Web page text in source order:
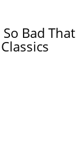
Bad That